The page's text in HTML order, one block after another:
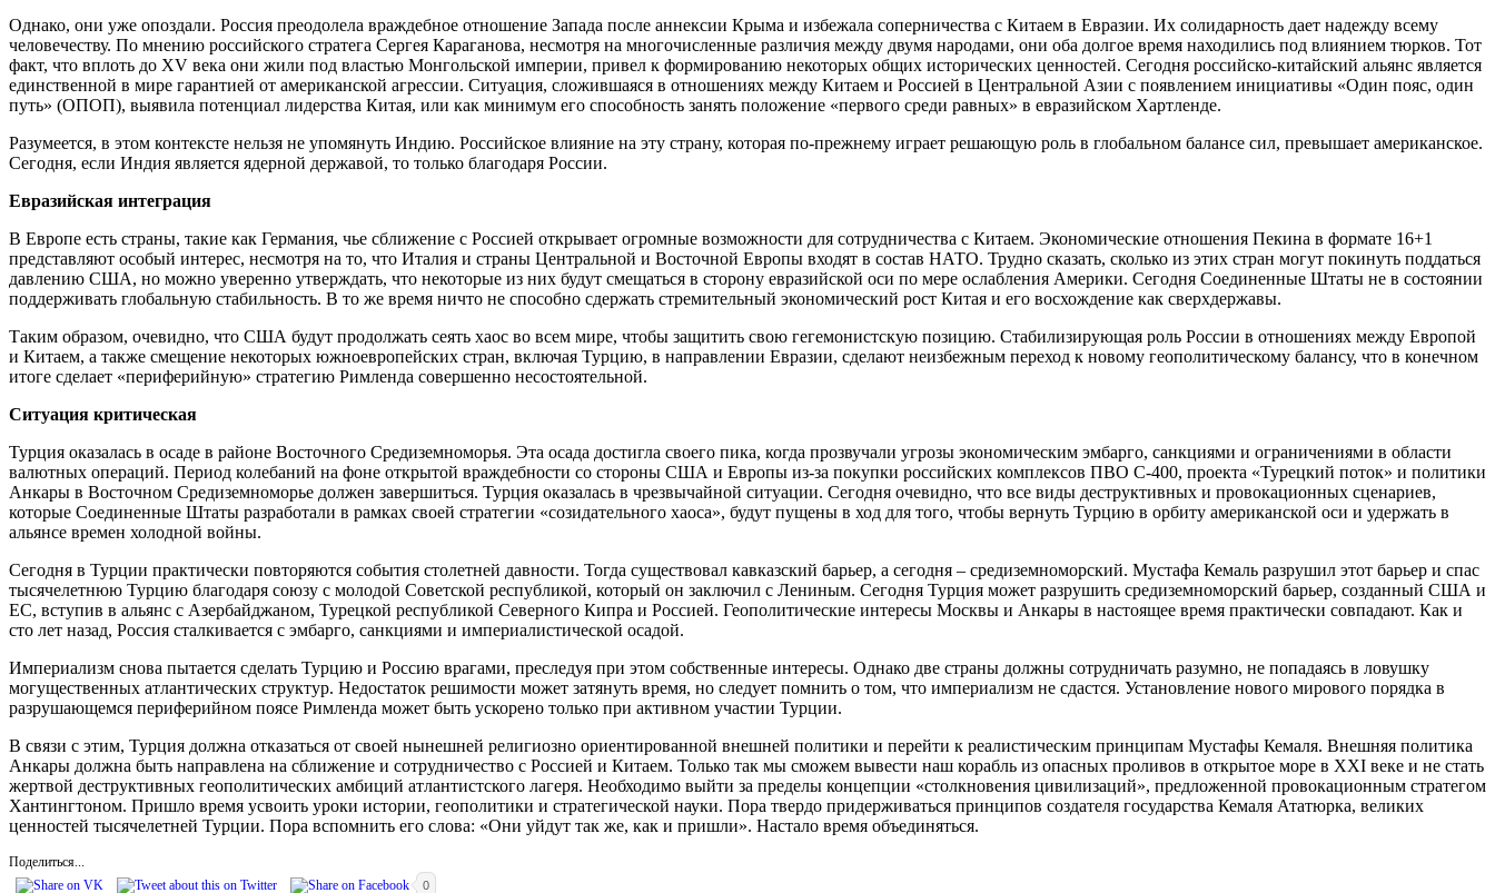
Однако, они уже опоздали. Россия преодолела враждебное отношение Запада после аннексии Крыма и избежала соперничества с Китаем в Евразии. Их солидарность дает надежду всему
человечеству. По мнению российского стратега Сергея Караганова, несмотря на многочисленные различия между двумя народами, они оба долгое время находились под влиянием тюрков. Тот
факт, что вплоть до XV века они жили под властью Монгольской империи, привел к формированию некоторых общих исторических ценностей. Сегодня российско-китайский альянс является
единственной в мире гарантией от американской агрессии. Ситуация, сложившаяся в отношениях между Китаем и Россией в Центральной Азии с появлением инициативы «Один пояс, один
путь» (ОПОП), выявила потенциал лидерства Китая, или как минимум его способность занять положение «первого среди равных» в евразийском Хартленде.
Разумеется, в этом контексте нельзя не упомянуть Индию. Российское влияние на эту страну, которая по-прежнему играет решающую роль в глобальном балансе сил, превышает американское.
Сегодня, если Индия является ядерной державой, то только благодаря России.
Евразийская интеграция
В Европе есть страны, такие как Германия, чье сближение с Россией открывает огромные возможности для сотрудничества с Китаем. Экономические отношения Пекина в формате 16+1
представляют особый интерес, несмотря на то, что Италия и страны Центральной и Восточной Европы входят в состав НАТО. Трудно сказать, сколько из этих стран могут покинуть поддаться
давлению США, но можно уверенно утверждать, что некоторые из них будут смещаться в сторону евразийской оси по мере ослабления Америки. Сегодня Соединенные Штаты не в состоянии
поддерживать глобальную стабильность. В то же время ничто не способно сдержать стремительный экономический рост Китая и его восхождение как сверхдержавы.
Таким образом, очевидно, что США будут продолжать сеять хаос во всем мире, чтобы защитить свою гегемонистскую позицию. Стабилизирующая роль России в отношениях между Европой
и Китаем, а также смещение некоторых южноевропейских стран, включая Турцию, в направлении Евразии, сделают неизбежным переход к новому геополитическому балансу, что в конечном
итоге сделает «периферийную» стратегию Римленда совершенно несостоятельной.
Ситуация критическая
Турция оказалась в осаде в районе Восточного Средиземноморья. Эта осада достигла своего пика, когда прозвучали угрозы экономическим эмбарго, санкциями и ограничениями в области
валютных операций. Период колебаний на фоне открытой враждебности со стороны США и Европы из-за покупки российских комплексов ПВО С-400, проекта «Турецкий поток» и политики
Анкары в Восточном Средиземноморье должен завершиться. Турция оказалась в чрезвычайной ситуации. Сегодня очевидно, что все виды деструктивных и провокационных сценариев,
которые Соединенные Штаты разработали в рамках своей стратегии «созидательного хаоса», будут пущены в ход для того, чтобы вернуть Турцию в орбиту американской оси и удержать в
альянсе времен холодной войны.
Сегодня в Турции практически повторяются события столетней давности. Тогда существовал кавказский барьер, а сегодня – средиземноморский. Мустафа Кемаль разрушил этот барьер и спас
тысячелетнюю Турцию благодаря союзу с молодой Советской республикой, который он заключил с Лениным. Сегодня Турция может разрушить средиземноморский барьер, созданный США и
ЕС, вступив в альянс с Азербайджаном, Турецкой республикой Северного Кипра и Россией. Геополитические интересы Москвы и Анкары в настоящее время практически совпадают. Как и
сто лет назад, Россия сталкивается с эмбарго, санкциями и империалистической осадой.
Империализм снова пытается сделать Турцию и Россию врагами, преследуя при этом собственные интересы. Однако две страны должны сотрудничать разумно, не попадаясь в ловушку
могущественных атлантических структур. Недостаток решимости может затянуть время, но следует помнить о том, что империализм не сдастся. Установление нового мирового порядка в
разрушающемся периферийном поясе Римленда может быть ускорено только при активном участии Турции.
В связи с этим, Турция должна отказаться от своей нынешней религиозно ориентированной внешней политики и перейти к реалистическим принципам Мустафы Кемаля. Внешняя политика
Анкары должна быть направлена на сближение и сотрудничество с Россией и Китаем. Только так мы сможем вывести наш корабль из опасных проливов в открытое море в XXI веке и не стать
жертвой деструктивных геополитических амбиций атлантистского лагеря. Необходимо выйти за пределы концепции «столкновения цивилизаций», предложенной провокационным стратегом
Хантингтоном. Пришло время усвоить уроки истории, геополитики и стратегической науки. Пора твердо придерживаться принципов создателя государства Кемаля Ататюрка, великих
ценностей тысячелетней Турции. Пора вспомнить его слова: «Они уйдут так же, как и пришли». Настало время объединяться.
Поделиться...
0